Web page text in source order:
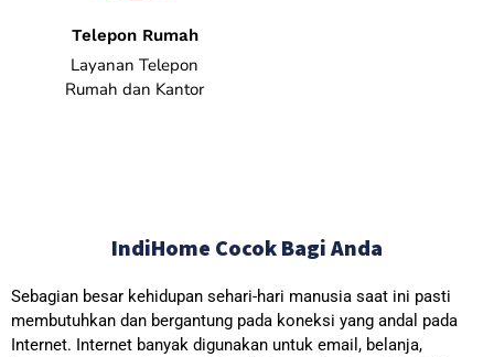
Telepon Rumah
Layanan Telepon
Rumah dan Kantor
IndiHome Cocok Bagi Anda
Sebagian besar kehidupan sehari-hari manusia saat ini pasti
membutuhkan dan bergantung pada koneksi yang andal pada
Internet. Internet banyak digunakan untuk email, belanja,